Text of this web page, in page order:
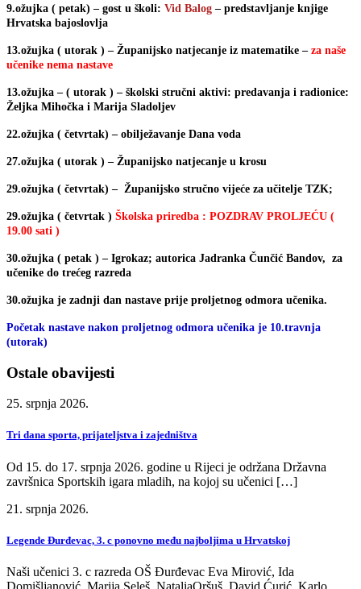
9.ožujka ( petak) – gost u školi: Vid Balog – predstavljanje knjige
Hrvatska bajoslovlja
13.ožujka ( utorak ) – Županijsko natjecanje iz matematike – za naše
učenike nema nastave
13.ožujka – ( utorak ) – školski stručni aktivi: predavanja i radionice:
Željka Mihočka i Marija Sladoljev
22.ožujka ( četvrtak) – obilježavanje Dana voda
27.ožujka ( utorak ) – Županijsko natjecanje u krosu
29.ožujka ( četvrtak) – Županijsko stručno vijeće za učitelje TZK;
29.ožujka ( četvrtak ) Školska priredba : POZDRAV PROLJEĆU (
19.00 sati )
30.ožujka ( petak ) – Igrokaz; autorica Jadranka Čunčić Bandov, za
učenike do trećeg razreda
30.ožujka je zadnji dan nastave prije proljetnog odmora učenika.
Početak nastave nakon proljetnog odmora učenika je 10.travnja
(utorak)
Ostale obavijesti
25. srpnja 2026.
Tri dana sporta, prijateljstva i zajedništva
Od 15. do 17. srpnja 2026. godine u Rijeci je održana Državna
završnica Sportskih igara mladih, na kojoj su učenici […]
21. srpnja 2026.
Legende Đurđevac, 3. c ponovno među najboljima u Hrvatskoj
Naši učenici 3. c razreda OŠ Đurđevac Eva Mirović, Ida
Domišljanović, Marija Seleš, NataliaOršuš, David Ćurić, Karlo